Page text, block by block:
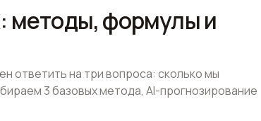
методы, формулы и
ответить на три вопроса: сколько мы
3 базовых метода, AI-прогнозирование